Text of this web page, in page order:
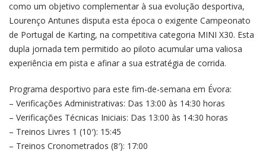
como um objetivo complementar à sua evolução desportiva,
Lourenço Antunes disputa esta época o exigente Campeonato
de Portugal de Karting, na competitiva categoria MINI X30. Esta
dupla jornada tem permitido ao piloto acumular uma valiosa
experiência em pista e afinar a sua estratégia de corrida.
Programa desportivo para este fim-de-semana em Évora:
– Verificações Administrativas: Das 13:00 às 14:30 horas
– Verificações Técnicas Iniciais: Das 13:00 às 14:30 horas
– Treinos Livres 1 (10′): 15:45
– Treinos Cronometrados (8′): 17:00